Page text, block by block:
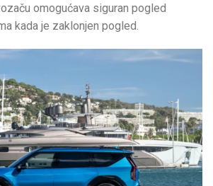
omogućava siguran pogled
kada je zaklonjen pogled.